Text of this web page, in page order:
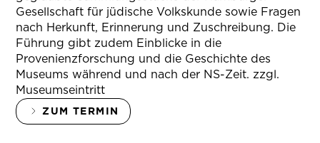
Gesellschaft für jüdische Volkskunde sowie Fragen
nach Herkunft, Erinnerung und Zuschreibung. Die
Führung gibt zudem Einblicke in die
Provenienzforschung und die Geschichte des
Museums während und nach der NS-Zeit. zzgl.
Museumseintritt
ZUM TERMIN